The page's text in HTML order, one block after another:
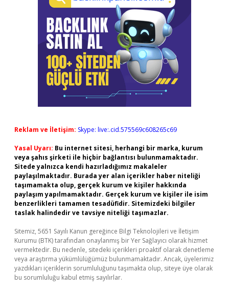
Reklam ve İletişim: Skype: live:.cid.575569c608265c69
Yasal Uyarı: Bu internet sitesi, herhangi bir marka, kurum
veya şahıs şirketi ile hiçbir bağlantısı bulunmamaktadır.
Sitede yalnızca kendi hazırladığımız makaleler
paylaşılmaktadır. Burada yer alan içerikler haber niteliği
taşımamakta olup, gerçek kurum ve kişiler hakkında
paylaşım yapılmamaktadır. Gerçek kurum ve kişiler ile isim
benzerlikleri tamamen tesadüfidir. Sitemizdeki bilgiler
taslak halindedir ve tavsiye niteliği taşımazlar.
Sitemiz, 5651 Sayılı Kanun gereğince Bilgi Teknolojileri ve İletişim
Kurumu (BTK) tarafından onaylanmış bir Yer Sağlayıcı olarak hizmet
vermektedir. Bu nedenle, sitedeki içerikleri proaktif olarak denetleme
veya araştırma yükümlülüğümüz bulunmamaktadır. Ancak, üyelerimiz
yazdıkları içeriklerin sorumluluğunu taşımakta olup, siteye üye olarak
bu sorumluluğu kabul etmiş sayılırlar.